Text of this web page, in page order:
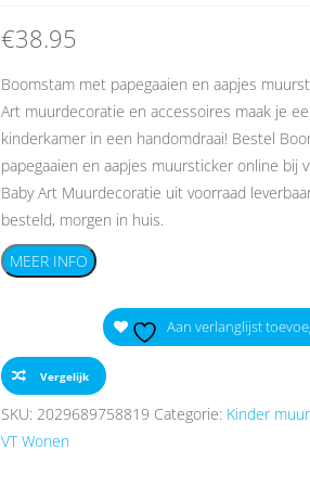
€38.95
Boomstam met papegaaien en aapjes
Art muurdecoratie en accessoires maak je
kinderkamer in een handomdraai! Bestel
papegaaien en aapjes muursticker online bij
Baby Art Muurdecoratie uit voorraad
besteld, morgen in huis.
MEER INFO
Aan verlanglijst
Vergelijk
SKU: 2029689758819 Categorie: Kinder
VT Wonen